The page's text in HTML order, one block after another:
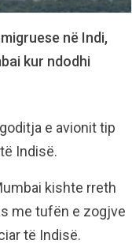
në Indi,
kur ndodhi
e avionit tip
Indisë.
kishte rreth
me tufën e zogjve
të Indisë.